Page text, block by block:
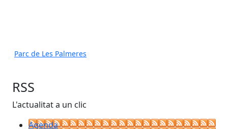
Parc de Les Palmeres
RSS
L'actualitat a un clic
Agenda